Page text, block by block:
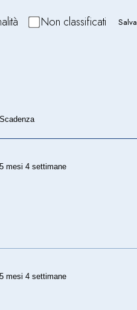
Non classificati Salva
Scadenza
5 mesi 4 settimane
5 mesi 4 settimane